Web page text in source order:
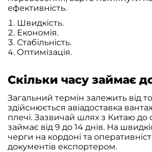
ефективність.
Швидкість.
Економія.
Стабільність.
Оптимізація.
Скільки часу займає
Загальний термін залежить від
здійснюється авіадоставка
плечі. Зазвичай шлях з Китаю до
займає від 9 до 14 днів. На
черги на кордоні та
документів експортером.